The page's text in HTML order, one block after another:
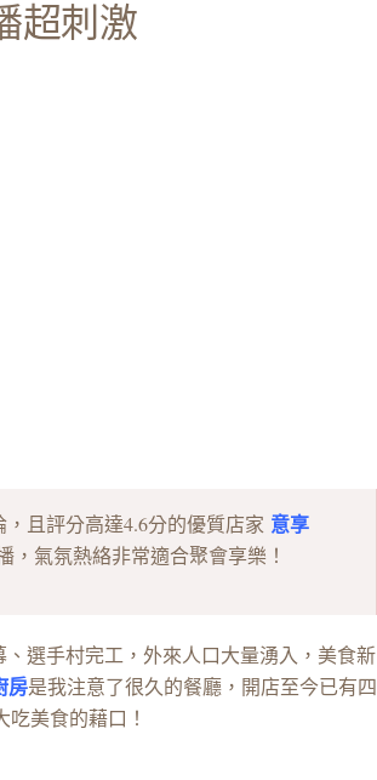
超刺激
且評分高達4.6分的優質店家 意享
，氣氛熱絡非常適合聚會享樂！
選手村完工，外來人口大量湧入，美食新
房是我注意了很久的餐廳，開店至今已有四
美食的藉口！